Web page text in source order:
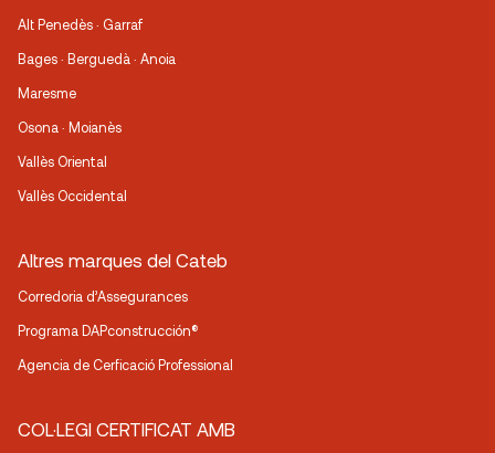
Alt Penedès · Garraf
Bages · Berguedà · Anoia
Maresme
Osona · Moianès
Vallès Oriental
Vallès Occidental
Altres marques del Cateb
Corredoria d’Assegurances
Programa DAPconstrucción®
Agencia de Cerficació Professional
COL·LEGI CERTIFICAT AMB